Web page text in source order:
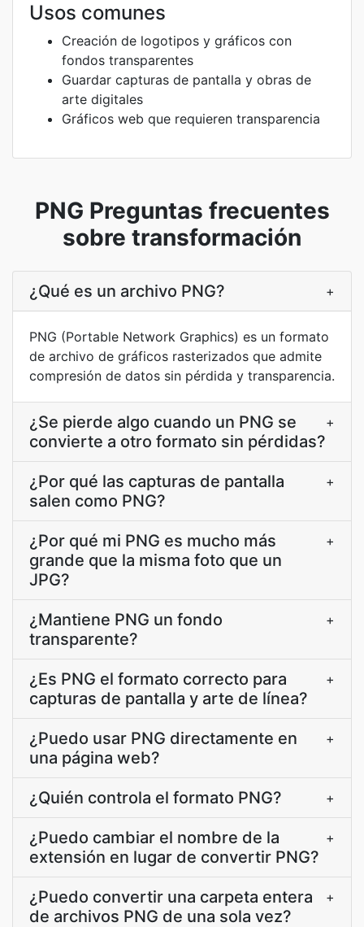
Usos comunes
Creación de logotipos y gráficos con
fondos transparentes
Guardar capturas de pantalla y obras de
arte digitales
Gráficos web que requieren transparencia
PNG Preguntas frecuentes
sobre transformación
¿Qué es un archivo PNG? +
PNG (Portable Network Graphics) es un formato
de archivo de gráficos rasterizados que admite
compresión de datos sin pérdida y transparencia.
¿Se pierde algo cuando un PNG se
convierte a otro formato sin pérdidas?
+
¿Por qué las capturas de pantalla
salen como PNG?
+
¿Por qué mi PNG es mucho más
grande que la misma foto que un
JPG?
+
¿Mantiene PNG un fondo
transparente?
+
¿Es PNG el formato correcto para
capturas de pantalla y arte de línea?
+
¿Puedo usar PNG directamente en
una página web?
+
¿Quién controla el formato PNG? +
¿Puedo cambiar el nombre de la
extensión en lugar de convertir PNG?
+
¿Puedo convertir una carpeta entera
de archivos PNG de una sola vez?
+